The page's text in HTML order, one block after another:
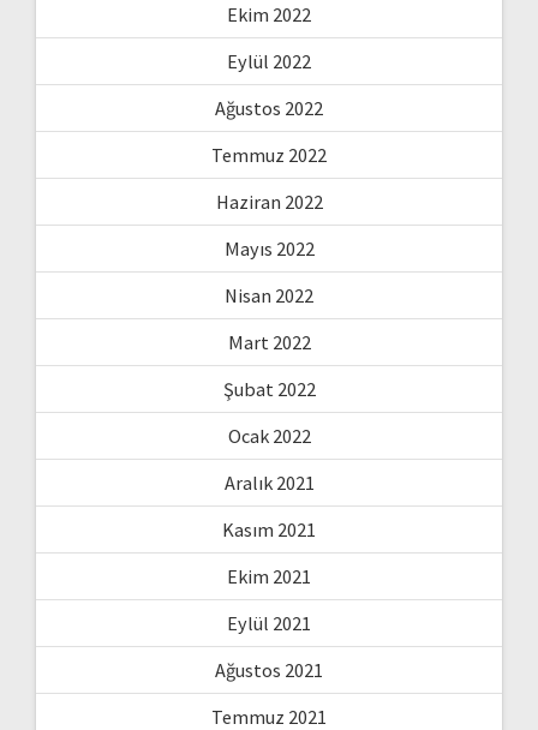
Ekim 2022
Eylül 2022
Ağustos 2022
Temmuz 2022
Haziran 2022
Mayıs 2022
Nisan 2022
Mart 2022
Şubat 2022
Ocak 2022
Aralık 2021
Kasım 2021
Ekim 2021
Eylül 2021
Ağustos 2021
Temmuz 2021